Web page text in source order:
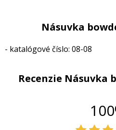
Násuvka
- katalógové číslo: 08-08
Recenzie Násuvka